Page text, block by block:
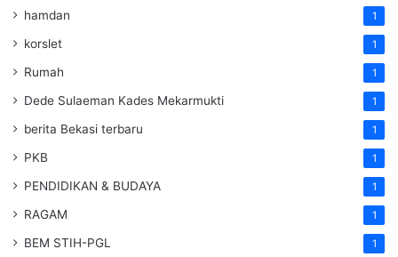
hamdan 1
korslet 1
Rumah 1
Dede Sulaeman Kades Mekarmukti 1
berita Bekasi terbaru 1
PKB 1
PENDIDIKAN & BUDAYA 1
RAGAM 1
BEM STIH-PGL 1